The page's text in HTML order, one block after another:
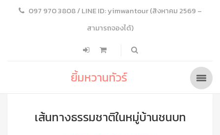
097 970 3808 / LINE ID: yimwantour (สิงหาคม 2569 –
สามารถจองได้)
ยิ้มหวานทัวร์
เส้นทางธรรมชาติในหมู่บ้านชนบท